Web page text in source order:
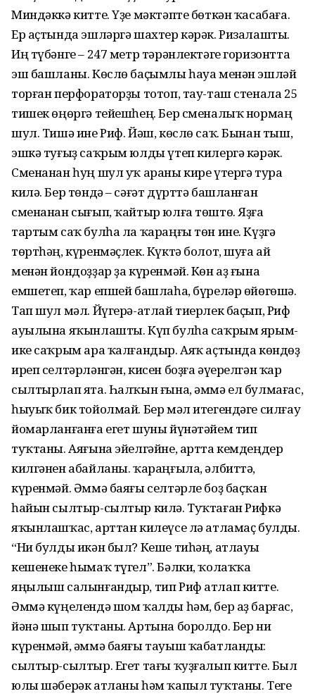
Миндәккә китте. Үҙе мәктәпте бөткән ҡасабаға.
Ер аҫтында эшләргә шахтер кәрәк. Ризалашты.
Иң түбәнге – 247 метр тәрәнлектәге горизонтта
эш башланы. Көслө баҫымлы һауа менән эшләй
торған перфораторҙы тотоп, тау-таш стенала 25
тишек өңөргә тейешһең. Бер сменалыҡ нормаң
шул. Тишә ине Риф. Йәш, көслө саҡ. Бынан тыш,
эшкә туғыҙ саҡрым юлды үтеп килергә кәрәк.
Сменанан һуң шул уҡ араны кире үтергә тура
килә. Бер төндә – сәғәт дүрттә башланған
сменанан сығып, ҡайтыр юлға төштө. Яҙға
тартым саҡ булһа ла ҡараңғы төн ине. Күҙгә
төртһәң, күренмәҫлек. Күктә болот, шуға ай
менән йондоҙҙар ҙа күренмәй. Көн аҙ ғына
емшетеп, ҡар епшей башлаһа, бүреләр өйөгөшә.
Тап шул мәл. Йүгерә-атлай тиерлек баҫып, Риф
ауылына яҡынлашты. Күп булһа саҡрым ярым-
ике саҡрым ара ҡалғандыр. Аяҡ аҫтында көндөҙ
иреп селтәрләнгән, кисен боҙға әүерелгән ҡар
сылтырлап ята. Һалҡын ғына, әммә ел булмағас,
һыуыҡ бик тойолмай. Бер мәл итегендәге силғау
йомарланғанға егет шуны йүнәтәйем тип
туҡтаны. Аяғына эйелгәйне, артта кемдеңдер
килгәнен абайланы. ҡараңғыла, әлбиттә,
күренмәй. Әммә баяғы селтәрле боҙ баҫҡан
һайын сылтыр-сылтыр килә. Туҡтаған Рифкә
яҡынлашҡас, арттан килеүсе лә атламаҫ булды.
“Ни булды икән был? Кеше тиһәң, атлауы
кешенеке һымаҡ түгел”. Бәлки, ҡолаҡҡа
яңылыш салынғандыр, тип Риф атлап китте.
Әммә күңелендә шом ҡалды һәм, бер аҙ барғас,
йәнә шып туҡтаны. Артына боролдо. Бер ни
күренмәй, әммә баяғы тауыш ҡабатланды:
сылтыр-сылтыр. Егет тағы ҡуҙғалып китте. Был
юлы шәберәк атланы һәм ҡапыл туҡтаны. Теге